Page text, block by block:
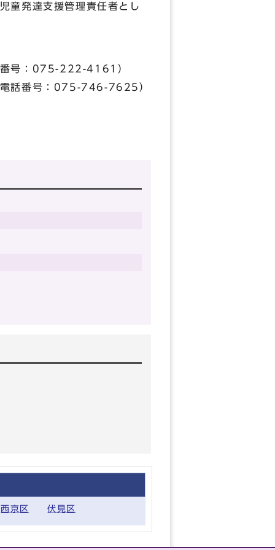
童発達支援管理責任者とし
番号：075-222-4161）
電話番号：075-746-7625）
西京区 伏見区